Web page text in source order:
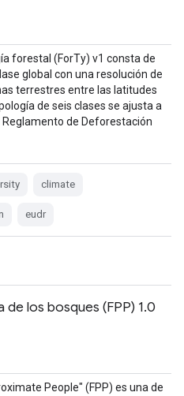
forestal (ForTy) v1 consta de
global con una resolución de
terrestres entre las latitudes
de seis clases se ajusta a
Reglamento de Deforestación
climate
eudr
los bosques (FPP) 1.0
People" (FPP) es una de